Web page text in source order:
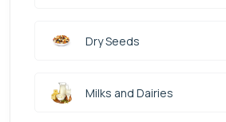
Dry Seeds
Milks and Dairies